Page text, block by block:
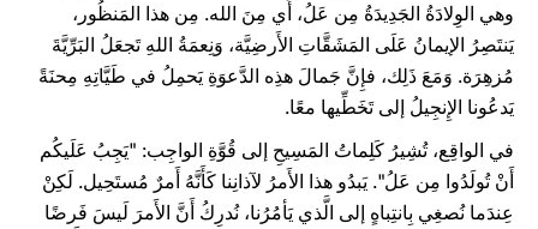
وهي الوِلادَةُ الجَدِيدَةُ مِن عَلُ، أَي مِنَ الله. مِن هذا المَنظُور،
يَنتَصِرُ الإيمانُ عَلَى المَشَقَّاتِ الأَرضِيَّة، وَنِعمَةُ اللهِ تَجعَلُ البَرِّيَّةَ
مُزهِرَة. وَمَعَ ذَلِك، فإِنَّ جَمالَ هذِه الدَّعوَةِ يَحمِلُ في طَيَّاتِهِ مِحنَةً
يَدعُونا الإِنجِيلُ إلى تَخَطِّيها معًا.
في الواقِع، تُشِيرُ كَلِماتُ المَسِيحِ إلى قُوَّةِ الواجِب: "يَجِبُ عَلَيكُم
أَنْ تُولَدُوا مِن عَلُ". يَبدُو هذا الأَمرُ لآذانِنا كَأَنَّهُ أَمرٌ مُستَحِيل. لَكِنْ
عِندَما نُصغِي بِانتِباهٍ إلى الَّذي يَأمُرُنا، نُدرِكُ أَنَّ الأَمرَ لَيسَ فَرضًا